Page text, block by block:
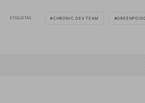
ETIQUETAS CHRONIC DEV TEAM